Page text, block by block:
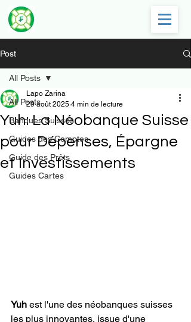
Post
All Posts
Banques Suisses
Guides des Comptes
Guide des Prêts
Guides Cartes
All Posts
Yuh: La Néobanque Suisse
pour Dépenses, Épargne
et Investissements
Lapo Zarina
29 août 2025 4 min de lecture
Yuh est l'une des néobanques suisses
les plus innovantes, issue d'une